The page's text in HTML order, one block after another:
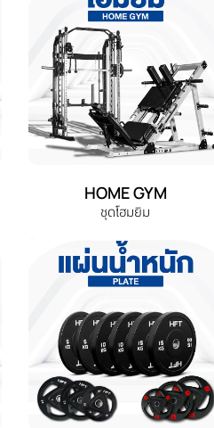
HOME GYM
ชุดโฮมยิม